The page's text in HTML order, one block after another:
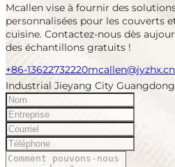
Mcallen vise à fournir des
personnalisées pour les couverts
cuisine. Contactez-nous dès
des échantillons gratuits !
+86-13622732220mcallen@jyzhx.cn
Industrial Jieyang City